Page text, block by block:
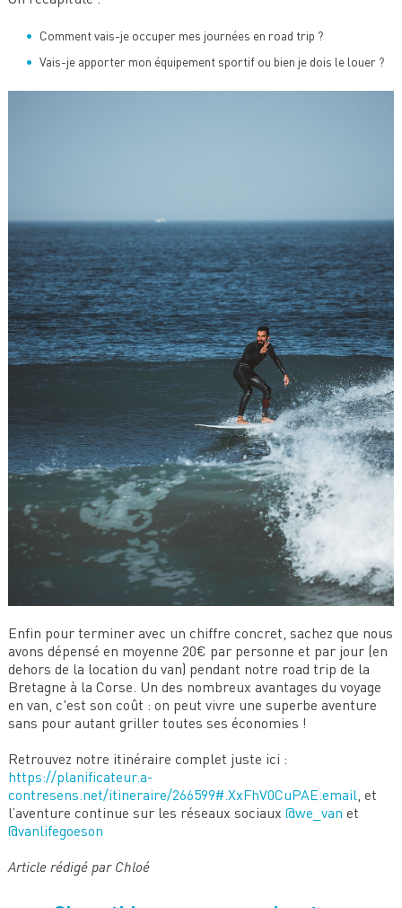
Comment vais-je occuper mes journées en road trip ?
Vais-je apporter mon équipement sportif ou bien je dois le louer ?
Enfin pour terminer avec un chiffre concret, sachez que nous
avons dépensé en moyenne 20€ par personne et par jour (en
dehors de la location du van) pendant notre road trip de la
Bretagne à la Corse. Un des nombreux avantages du voyage
en van, c'est son coût : on peut vivre une superbe aventure
sans pour autant griller toutes ses économies !
Retrouvez notre itinéraire complet juste ici :
https://planificateur.a-
contresens.net/itineraire/266599#.XxFhV0CuPAE.email, et
l’aventure continue sur les réseaux sociaux @we_van et
@vanlifegoeson
Article rédigé par Chloé